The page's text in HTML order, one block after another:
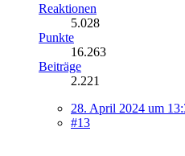
Reaktionen
5.028
Punkte
16.263
Beiträge
2.221
28. April 2024 um
#13